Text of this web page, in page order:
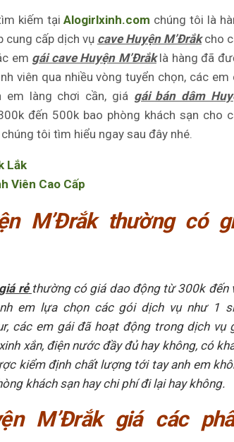
kiếm tạiAlogirlxinh.com chúng tôi là
cung cấp dịch vụ cave Huyện M’Đrắkcho
em gái cave Huyện M’Đrắklà hàng đã
viên qua nhiều vòng tuyển chọn, các em
em làng chơi cần, giá gái bán dâm
đến 500k bao phòng khách sạn cho
tôi tìm hiểu ngay sau đây nhé.
Lắk
Viên Cao Cấp
M’Đrắk thường có
rẻ thường có giá dao động từ 300k đến
em lựa chọn các gói dịch vụ như 1
các em gái đã hoạt động trong dịch vụ
xắn, điện nước đầy đủ hay không, có
kiểm định chất lượng tới tay anh em
khách sạn hay chi phí đi lại hay không.
M’Đrắk giá các